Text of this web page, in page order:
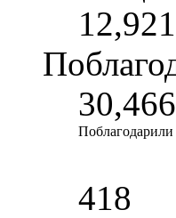
12,921
30,466
Поблагодарили
418